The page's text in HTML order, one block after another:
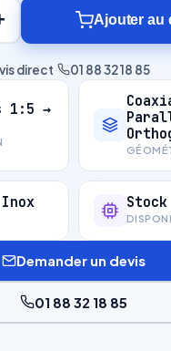
Ajouter au
direct· 01 88 32 18 85
1:5 →
Demander un devis
01 88 32 18 85